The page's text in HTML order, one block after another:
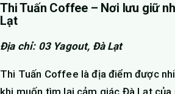
Thi Tuấn Coffee – Nơi lưu giữ
Lạt
Địa chỉ: 03 Yagout, Đà Lạt
Thi Tuấn Coffee là địa điểm được